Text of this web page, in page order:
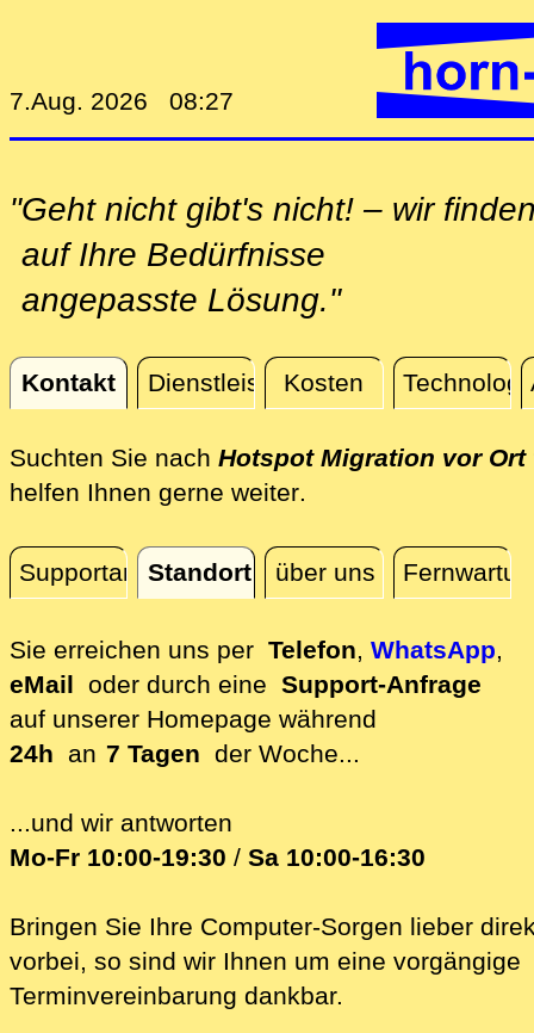
7.Aug. 2026 08:27
"Geht nicht gibt's nicht! – wir
auf Ihre Bedürfnisse
angepasste Lösung."
Kontakt Dienstleistungen
Kosten
Kontakt
Suchten Sie nach Hotspot Migration vor Ort
helfen Ihnen gerne weiterdirekt vor Ort vor
.
SupportanfrageStandort über uns
Standort
Sie erreichen uns per Telefon, WhatsApp,
eMail oder durch eine Support-Anfrage
auf unserer Homepage während
24h an 7 Tagen der Woche...
...und wir antworten
Mo-Fr 10:00-19:30 / Sa 10:00-16:30
Bringen Sie Ihre Computer-Sorgen lieber
vorbei, so sind wir Ih‍nen um eine vorgängige
Terminvereinbarung dankbar.